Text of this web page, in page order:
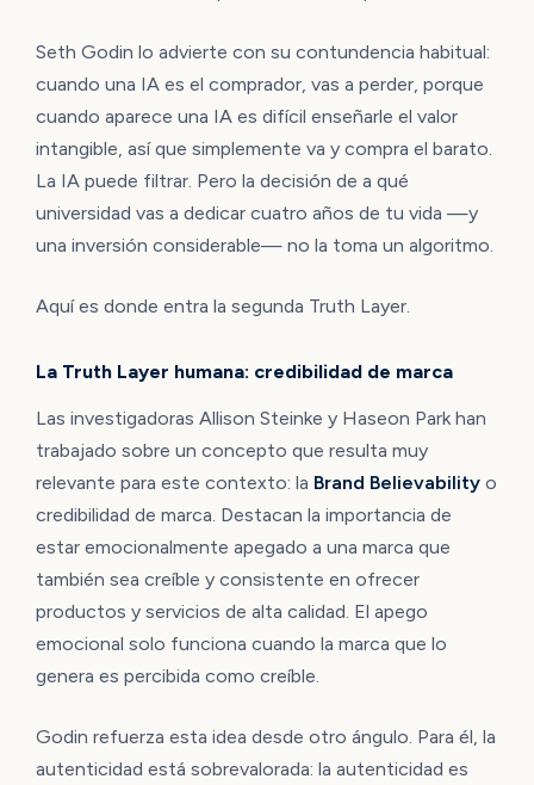
Seth Godin lo advierte con su contundencia habitual:
cuando una IA es el comprador, vas a perder, porque
cuando aparece una IA es difícil enseñarle el valor
intangible, así que simplemente va y compra el barato.
La IA puede filtrar. Pero la decisión de a qué
universidad vas a dedicar cuatro años de tu vida —y
una inversión considerable— no la toma un algoritmo.
Aquí es donde entra la segunda Truth Layer.
La Truth Layer humana: credibilidad de marca
Las investigadoras Allison Steinke y Haseon Park han
trabajado sobre un concepto que resulta muy
relevante para este contexto: la Brand Believabilityo
credibilidad de marca. Destacan la importancia de
estar emocionalmente apegado a una marca que
también sea creíble y consistente en ofrecer
productos y servicios de alta calidad. El apego
emocional solo funciona cuando la marca que lo
genera es percibida como creíble.
Godin refuerza esta idea desde otro ángulo. Para él, la
autenticidad está sobrevalorada: la autenticidad es